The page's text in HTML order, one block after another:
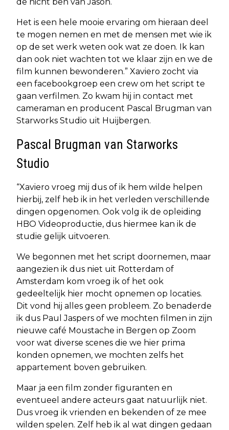
Het is een hele mooie ervaring om hieraan deel
te mogen nemen en met de mensen met wie ik
op de set werk weten ook wat ze doen. Ik kan
dan ook niet wachten tot we klaar zijn en we de
film kunnen bewonderen.” Xaviero zocht via
een facebookgroep een crew om het script te
gaan verfilmen. Zo kwam hij in contact met
cameraman en producent Pascal Brugman van
Starworks Studio uit Huijbergen.
Pascal Brugman van Starworks
Studio
“Xaviero vroeg mij dus of ik hem wilde helpen
hierbij, zelf heb ik in het verleden verschillende
dingen opgenomen. Ook volg ik de opleiding
HBO Videoproductie, dus hiermee kan ik de
studie gelijk uitvoeren.
We begonnen met het script doornemen, maar
aangezien ik dus niet uit Rotterdam of
Amsterdam kom vroeg ik of het ook
gedeeltelijk hier mocht opnemen op locaties.
Dit vond hij alles geen probleem. Zo benaderde
ik dus Paul Jaspers of we mochten filmen in zijn
nieuwe café Moustache in Bergen op Zoom
voor wat diverse scenes die we hier prima
konden opnemen, we mochten zelfs het
appartement boven gebruiken.
Maar ja een film zonder figuranten en
eventueel andere acteurs gaat natuurlijk niet.
Dus vroeg ik vrienden en bekenden of ze mee
wilden spelen. Zelf heb ik al wat dingen gedaan